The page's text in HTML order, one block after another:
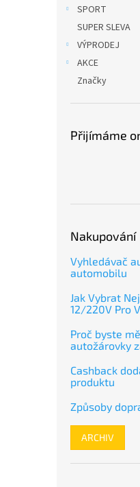
SPORT
SUPER SLEVA
VÝPRODEJ
AKCE
Značky
Přijímáme
Nakupování
Vyhledávač
automobilu
Jak Vybrat
12/220V Pro
Proč byste
autožárovky
Cashback
produktu
Způsoby
ARCHIV